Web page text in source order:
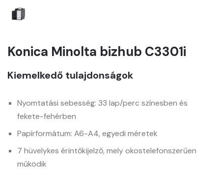
Konica Minolta bizhub C3301i
Kiemelkedő tulajdonságok
Nyomtatási sebesség: 33 lap/perc színesben és
fekete-fehérben
Papírformátum: A6-A4, egyedi méretek
7 hüvelykes érintőkijelző, mely okostelefonszerűen
működik